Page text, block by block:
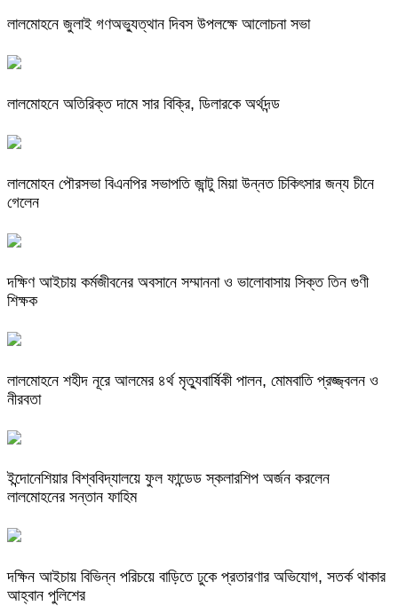
লালমোহনে জুলাই গণঅভ্যুত্থান দিবস উপলক্ষে আলোচনা সভা
লালমোহনে অতিরিক্ত দামে সার বিক্রি, ডিলারকে অর্থদন্ড
লালমোহন পৌরসভা বিএনপির সভাপতি জান্টু মিয়া উন্নত চিকিৎসার জন্য চীনে
গেলেন
দক্ষিণ আইচায় কর্মজীবনের অবসানে সম্মাননা ও ভালোবাসায় সিক্ত তিন গুণী
শিক্ষক
লালমোহনে শহীদ নূরে আলমের ৪র্থ মৃত্যুবার্ষিকী পালন, মোমবাতি প্রজ্জ্বলন ও
নীরবতা
ইন্দোনেশিয়ার বিশ্ববিদ্যালয়ে ফুল ফান্ডেড স্কলারশিপ অর্জন করলেন
লালমোহনের সন্তান ফাহিম
দক্ষিন আইচায় ‎বিভিন্ন পরিচয়ে বাড়িতে ঢুকে প্রতারণার অভিযোগ, সতর্ক থাকার
আহ্বান পুলিশের